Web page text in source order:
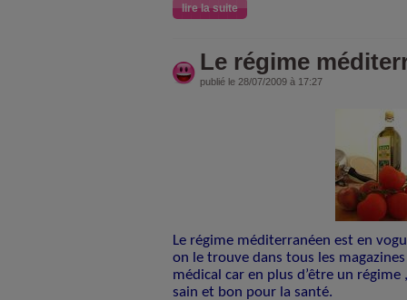
lire la suite
Le régime
publié le 28/07/2009 à 17:27
Le régime méditerranéen est en
on le trouve dans tous les
médical car en plus d’être un
sain et bon pour la santé.